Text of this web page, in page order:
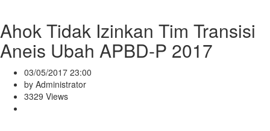
Ahok Tidak Izinkan Tim Transisi
Aneis Ubah APBD-P 2017
03/05/2017 23:00
by Administrator
3329 Views